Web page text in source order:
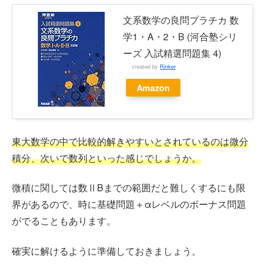
文系数学の良問プラチカ 数
学1・A・2・B (河合塾シリ
ーズ 入試精選問題集 4)
created by Rinker
Amazon
東大数学の中で比較的解きやすいとされているのは微分
積分、次いで数列といった感じでしょうか。
微積に関しては数ⅡBまでの範囲だと難しくするにも限
界があるので、時に基礎問題＋αレベルのボーナス問題
がでることもあります。
確実に解けるように準備しておきましょう。